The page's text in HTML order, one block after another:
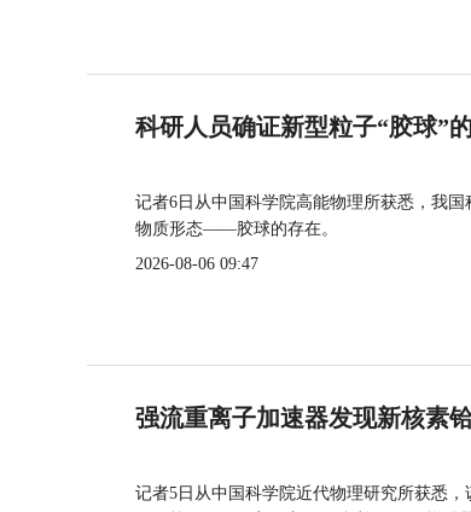
科研人员确证新型粒子“胶球”
记者6日从中国科学院高能物理所获悉，我
物质形态——胶球的存在。
2026-08-06 09:47
强流重离子加速器发现新核素
记者5日从中国科学院近代物理研究所获悉